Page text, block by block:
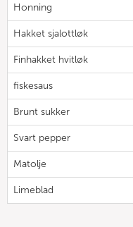
Honning
Hakket sjalottløk
Finhakket hvitløk
fiskesaus
Brunt sukker
Svart pepper
Matolje
Limeblad